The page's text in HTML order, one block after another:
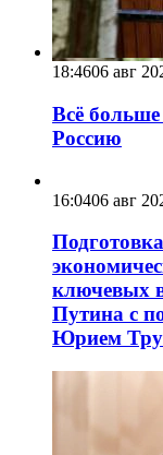
18:4606 авг
Всё больше
Россию
16:0406 авг
ключевых
Путина с
Юрием